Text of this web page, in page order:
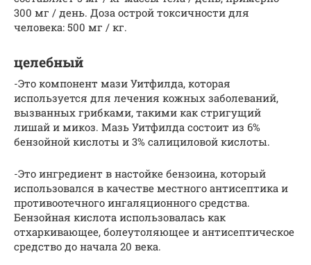
300 мг / день. Доза острой токсичности для
человека: 500 мг / кг.
целебный
-Это компонент мази Уитфилда, которая
используется для лечения кожных заболеваний,
вызванных грибками, такими как стригущий
лишай и микоз. Мазь Уитфилда состоит из 6%
бензойной кислоты и 3% салициловой кислоты.
-Это ингредиент в настойке бензоина, который
использовался в качестве местного антисептика и
противоотечного ингаляционного средства.
Бензойная кислота использовалась как
отхаркивающее, болеутоляющее и антисептическое
средство до начала 20 века.